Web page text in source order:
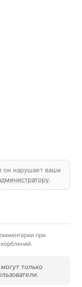
он нарушает ваши
.
при
только